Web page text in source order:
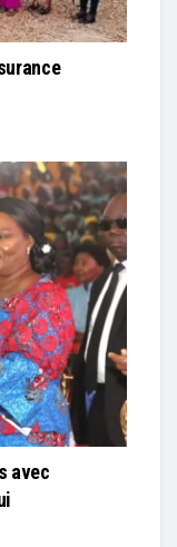
avec